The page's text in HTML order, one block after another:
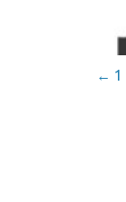
← 1